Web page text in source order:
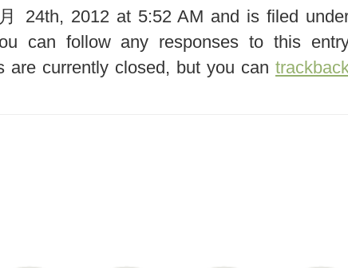
24th, 2012 at 5:52 AM and is filed
can follow any responses to this
are currently closed, but you can